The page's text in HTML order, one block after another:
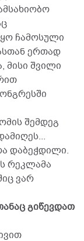
ჩამოსული
ერთად
მისი შვილი
შემდეგ
დაბეჭდილი.
რეკლამა
ვარ
გიწევდათ